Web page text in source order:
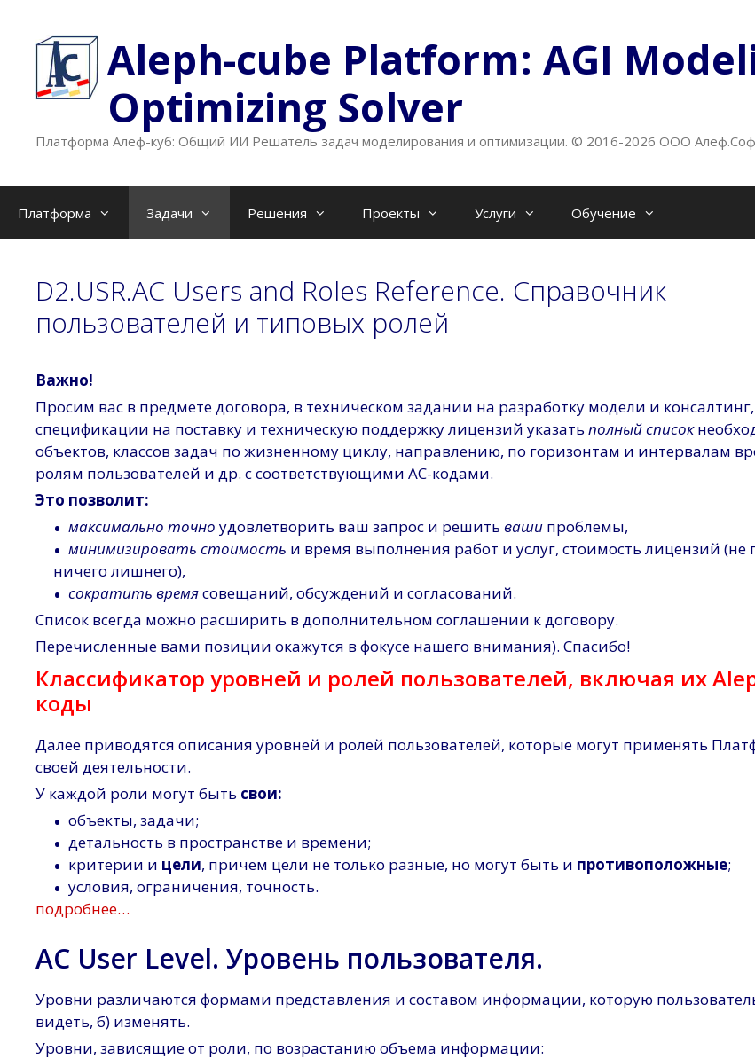
содержимому
Aleph-cube Platform: AGI
Optimizing Solver
Платформа Алеф-куб: Общий ИИ Решатель задач моделирования и оптимизации. © 2016-2026 ООО
Платформа Задачи Решения Проекты Услуги Обучение
D2.USR.AC Users and Roles Reference. Справочник
пользователей и типовых ролей
Важно!
Просим вас в предмете договора, в техническом задании на разработку модели и
спецификации на поставку и техническую поддержку лицензий указать полный список
объектов, классов задач по жизненному циклу, направлению, по горизонтам и интервалам
ролям пользователей и др. с соответствующими AC-кодами.
Это позволит:
• максимально точно удовлетворить ваш запрос и решить ваши проблемы,
• минимизировать стоимость и время выполнения работ и услуг, стоимость лицензий (не
ничего лишнего),
• сократить времясовещаний, обсуждений и согласований.
Список всегда можно расширить в дополнительном соглашении к договору.
Перечисленные вами позиции окажутся в фокусе нашего внимания). Спасибо!
Классификатор уровней и ролей пользователей, включая их
коды
Далее приводятся описания уровней и ролей пользователей, которые могут применять
своей деятельности.
У каждой роли могут быть свои:
• объекты, задачи;
• детальность в пространстве и времени;
• критерии и цели, причем цели не только разные, но могут быть и противоположные;
• условия, ограничения, точность.
подробнее…
AC User Level. Уровень пользователя.
Уровни различаются формами представления и составом информации, которую
видеть, б) изменять.
Уровни, зависящие от роли, по возрастанию объема информации: